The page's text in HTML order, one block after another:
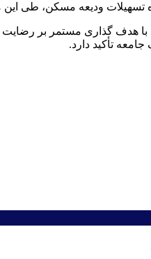
مدت در مجموع ۲,۳۸۶ میلیارد ریال تسهیلات پرداخت شده است که این میزان تحقق
با هدف‌ گذاری مستمر بر
تأکید دارد.